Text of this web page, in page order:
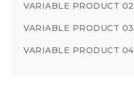
VARIABLE PRODUCT 02
VARIABLE PRODUCT 03
VARIABLE PRODUCT 04